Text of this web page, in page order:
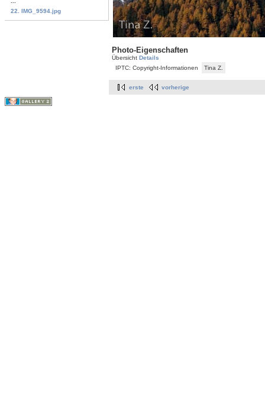
22. IMG_9594.jpg
Photo-Eigenschaften
Übersicht Details
IPTC: Copyright-Informationen
Tina Z.
erste vorherige